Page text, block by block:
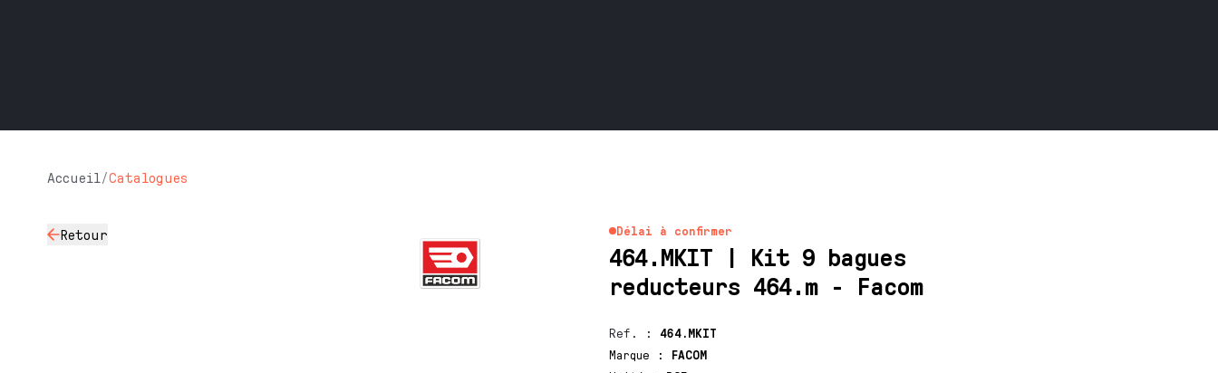
Accueil/Catalogues
Retour Délai à confirmer
464.MKIT | Kit 9 bagues
reducteurs 464.m - Facom
Ref. : 464.MKIT
Marque
:
FACOM